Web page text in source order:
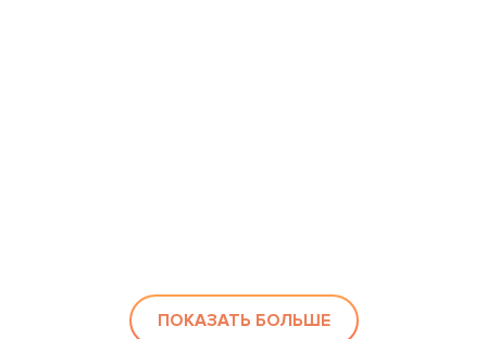
ПОКАЗАТЬ БОЛЬШЕ